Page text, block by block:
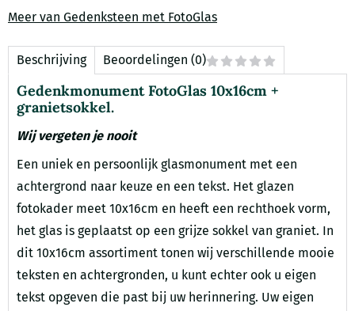
Meer van Gedenksteen met FotoGlas
Beschrijving Beoordelingen (0)
Gedenkmonument FotoGlas 10x16cm +
granietsokkel.
Wij vergeten je nooit
Een uniek en persoonlijk glasmonument met een
achtergrond naar keuze en een tekst. Het glazen
fotokader meet 10x16cm en heeft een rechthoek vorm,
het glas is geplaatst op een grijze sokkel van graniet. In
dit 10x16cm assortiment tonen wij verschillende mooie
teksten en achtergronden, u kunt echter ook u eigen
tekst opgeven die past bij uw herinnering. Uw eigen